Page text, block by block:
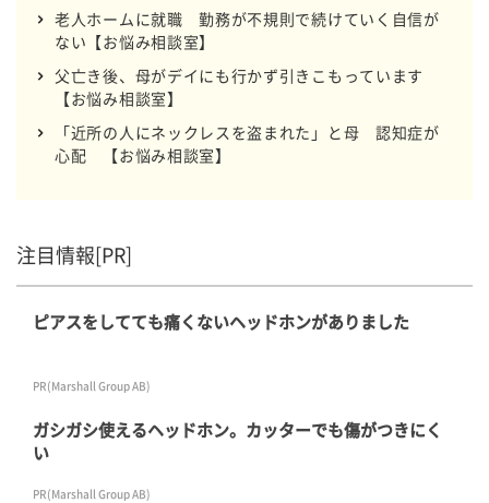
老人ホームに就職 勤務が不規則で続けていく自信が
ない【お悩み相談室】
父亡き後、母がデイにも行かず引きこもっています
【お悩み相談室】
「近所の人にネックレスを盗まれた」と母 認知症が
心配 【お悩み相談室】
注目情報[PR]
ピアスをしてても痛くないヘッドホンがありました
PR(Marshall Group AB)
ガシガシ使えるヘッドホン。カッターでも傷がつきにく
い
PR(Marshall Group AB)